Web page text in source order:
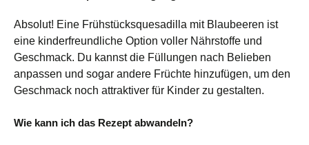
Absolut! Eine Frühstücksquesadilla mit Blaubeeren ist
eine kinderfreundliche Option voller Nährstoffe und
Geschmack. Du kannst die Füllungen nach Belieben
anpassen und sogar andere Früchte hinzufügen, um den
Geschmack noch attraktiver für Kinder zu gestalten.
Wie kann ich das Rezept abwandeln?